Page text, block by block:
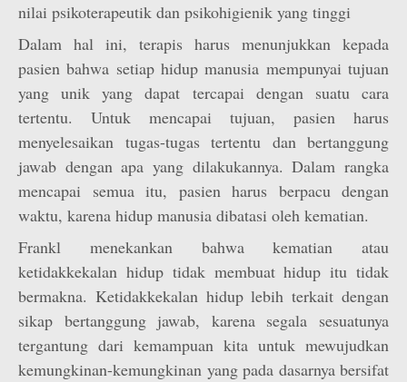
nilai psikoterapeutik dan psikohigienik yang tinggi
Dalam hal ini, terapis harus menunjukkan kepada
pasien bahwa setiap hidup manusia mempunyai tujuan
yang unik yang dapat tercapai dengan suatu cara
tertentu. Untuk mencapai tujuan, pasien harus
menyelesaikan tugas-tugas tertentu dan bertanggung
jawab dengan apa yang dilakukannya. Dalam rangka
mencapai semua itu, pasien harus berpacu dengan
waktu, karena hidup manusia dibatasi oleh kematian.
Frankl menekankan bahwa kematian atau
ketidakkekalan hidup tidak membuat hidup itu tidak
bermakna. Ketidakkekalan hidup lebih terkait dengan
sikap bertanggung jawab, karena segala sesuatunya
tergantung dari kemampuan kita untuk mewujudkan
kemungkinan-kemungkinan yang pada dasarnya bersifat